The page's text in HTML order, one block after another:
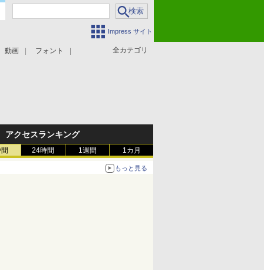
Impress サイト
全カテゴリ
動画 フォント
アクセスランキング
24時間 1週間 1カ月
もっと見る